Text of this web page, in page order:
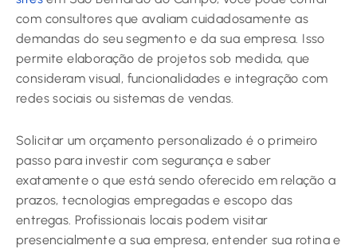
com consultores que avaliam cuidadosamente as
demandas do seu segmento e da sua empresa. Isso
permite elaboração de projetos sob medida, que
consideram visual, funcionalidades e integração com
redes sociais ou sistemas de vendas.
Solicitar um orçamento personalizado é o primeiro
passo para investir com segurança e saber
exatamente o que está sendo oferecido em relação a
prazos, tecnologias empregadas e escopo das
entregas. Profissionais locais podem visitar
presencialmente a sua empresa, entender sua rotina e